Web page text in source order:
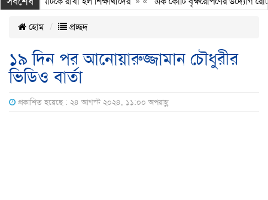
হোম প্রচ্ছদ
১৯ দিন পর আনোয়ারুজ্জামান চৌধুরীর
ভিডিও বার্তা
প্রকাশিত হয়েছে : ২৪ আগস্ট ২০২৪, ১১:০০ অপরাহ্ণ